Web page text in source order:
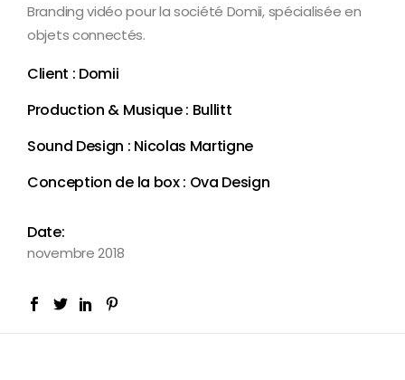
Branding vidéo pour la société Domii, spécialisée en
objets connectés.
Client : Domii
Production & Musique : Bullitt
Sound Design : Nicolas Martigne
Conception de la box : Ova Design
Date:
novembre 2018